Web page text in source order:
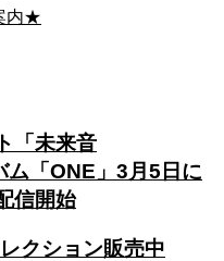
内★
「未来音
ム「ONE」3月5日に
信開始
クション販売中